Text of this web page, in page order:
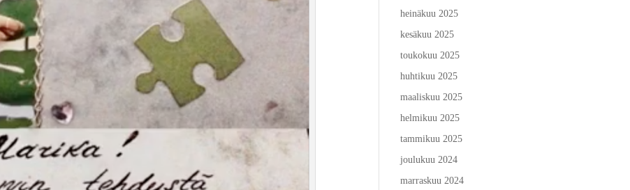
heinäkuu 2025
kesäkuu 2025
toukokuu 2025
huhtikuu 2025
maaliskuu 2025
helmikuu 2025
tammikuu 2025
joulukuu 2024
marraskuu 2024